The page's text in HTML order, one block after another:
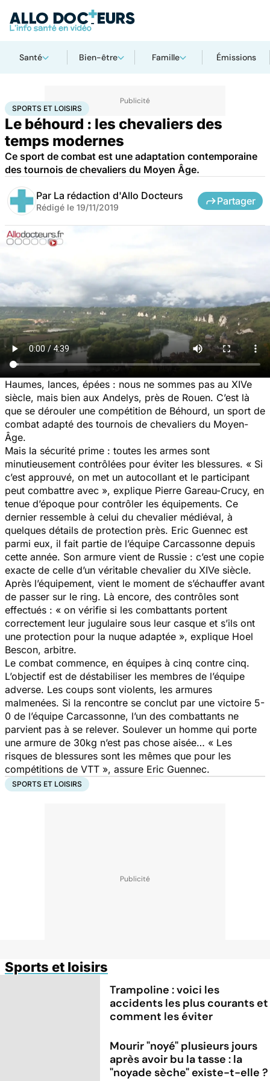
Santé Bien-être Famille Émissions
AccueilSanté Sports et loisirs
SPORTS ET LOISIRS
Le béhourd : les chevaliers des
temps modernes
Ce sport de combat est une adaptation contemporaine
des tournois de chevaliers du Moyen Âge.
Par La rédaction d'Allo Docteurs
Rédigé le 19/11/2019
Partager
Haumes, lances, épées : nous ne sommes pas au XIVe
siècle, mais bien aux Andelys, près de Rouen. C’est là
que se dérouler une compétition de Béhourd, un sport de
combat adapté des tournois de chevaliers du Moyen-
Âge.
Mais la sécurité prime : toutes les armes sont
minutieusement contrôlées pour éviter les blessures. « Si
c’est approuvé, on met un autocollant et le participant
peut combattre avec », explique Pierre Gareau-Crucy, en
tenue d’époque pour contrôler les équipements. Ce
dernier ressemble à celui du chevalier médiéval, à
quelques détails de protection près. Eric Guennec est
parmi eux, il fait partie de l’équipe Carcassonne depuis
cette année. Son armure vient de Russie : c’est une copie
exacte de celle d’un véritable chevalier du XIVe siècle.
Après l’équipement, vient le moment de s’échauffer avant
de passer sur le ring. Là encore, des contrôles sont
effectués : « on vérifie si les combattants portent
correctement leur jugulaire sous leur casque et s’ils ont
une protection pour la nuque adaptée », explique Hoel
Bescon, arbitre.
Le combat commence, en équipes à cinq contre cinq.
L’objectif est de déstabiliser les membres de l’équipe
adverse. Les coups sont violents, les armures
malmenées. Si la rencontre se conclut par une victoire 5-
0 de l’équipe Carcassonne, l’un des combattants ne
parvient pas à se relever. Soulever un homme qui porte
une armure de 30kg n’est pas chose aisée… « Les
risques de blessures sont les mêmes que pour les
compétitions de VTT », assure Eric Guennec.
SPORTS ET LOISIRS
Sports et loisirs
Trampoline : voici les
accidents les plus courants et
comment les éviter
Mourir "noyé" plusieurs jours
après avoir bu la tasse : la
"noyade sèche" existe-t-elle ?